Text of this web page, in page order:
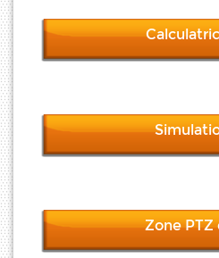
Zone PTZ